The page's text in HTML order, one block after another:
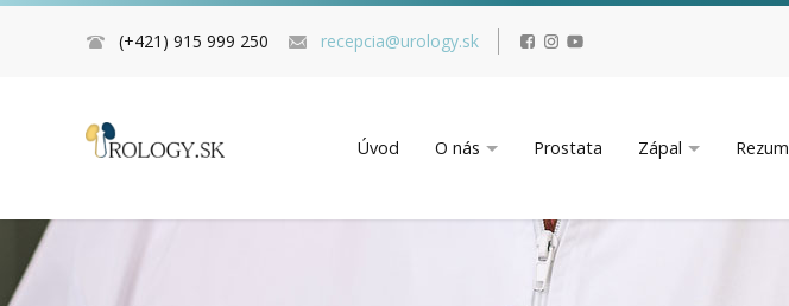
(+421) 915 999 250 recepcia@urology.sk
Úvod O nás Prostata Zápal Rezum